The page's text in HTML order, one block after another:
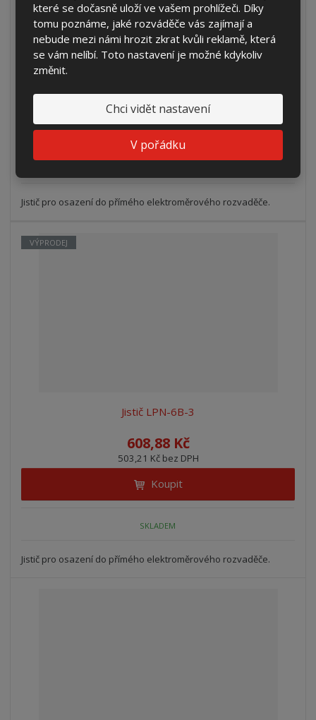
které se dočasně uloží ve vašem prohlížeči. Díky
tomu poznáme, jaké rozváděče vás zajímají a
nebude mezi námi hrozit zkrat kvůli reklamě, která
se vám nelíbí. Toto nastavení je možné kdykoliv
změnit.
Chci vidět nastavení
V pořádku
Jistič LPN-10B-3
340,80 Kč bez DPH
Koupit
Jistič pro osazení do přímého elektroměrového rozvaděče.
VÝPRODEJ
Jistič LPN-6B-3
608,88 Kč
503,21 Kč bez DPH
Koupit
SKLADEM
Jistič pro osazení do přímého elektroměrového rozvaděče.